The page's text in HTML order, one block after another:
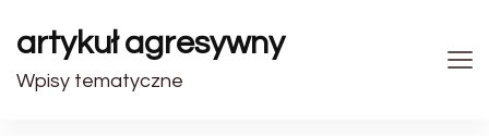
artykuł agresywny
Wpisy tematyczne